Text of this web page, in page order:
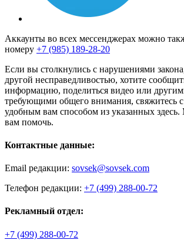
Аккаунты во всех мессенджерах можно
номеру +7 (985) 189-28-20
Если вы столкнулись с нарушениями
другой несправедливостью, хотите
информацию, поделиться видео или
требующими общего внимания, свяжитесь
удобным вам способом из указанных
вам помочь.
Контактные данные:
Email редакции: sovsek@sovsek.com
Телефон редакции: +7 (499) 288-00-72
Рекламный отдел:
+7 (499) 288-00-72